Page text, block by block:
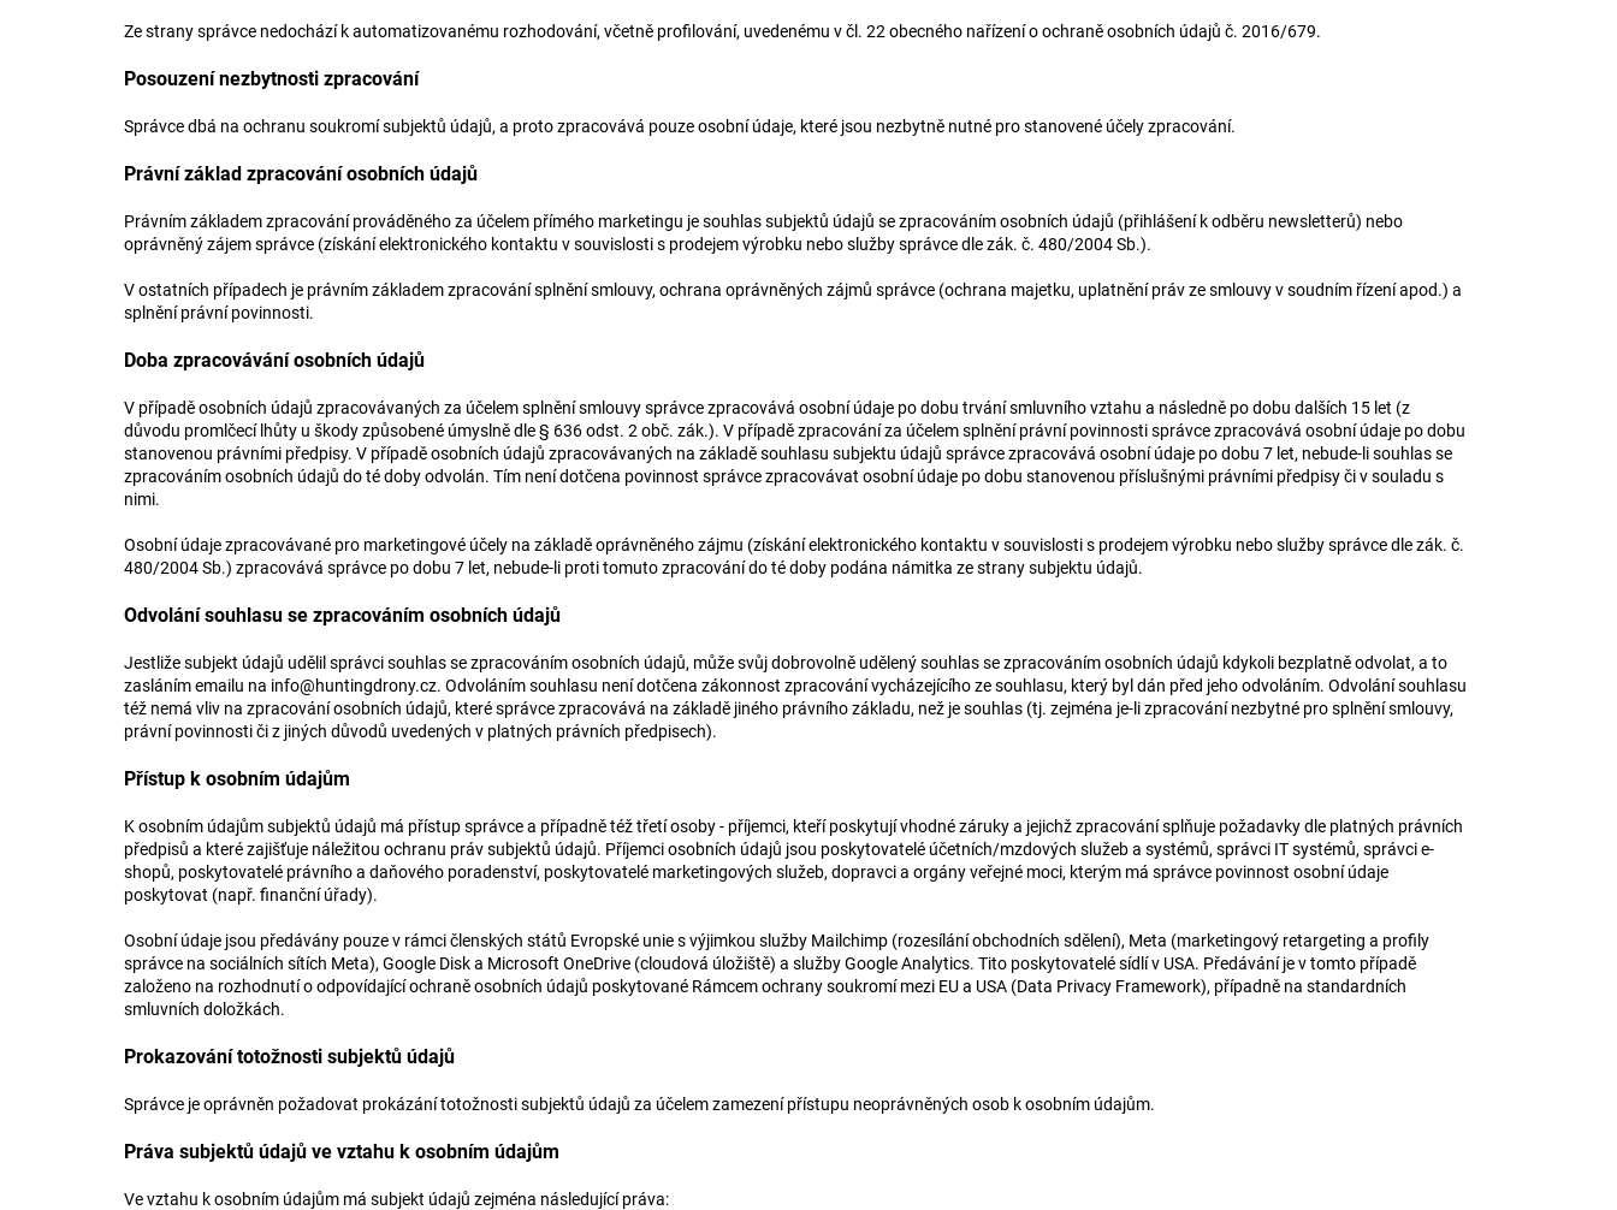
Ze strany správce nedochází k automatizovanému rozhodování, včetně profilování, uvedenému v čl. 22 obecného nařízení o ochraně osobních údajů č. 2016/679.
Posouzení nezbytnosti zpracování
Správce dbá na ochranu soukromí subjektů údajů, a proto zpracovává pouze osobní údaje, které jsou nezbytně nutné pro stanovené účely zpracování.
Právní základ zpracování osobních údajů
Právním základem zpracování prováděného za účelem přímého marketingu je souhlas subjektů údajů se zpracováním osobních údajů (přihlášení k odběru newsletterů) nebo
oprávněný zájem správce (získání elektronického kontaktu v souvislosti s prodejem výrobku nebo služby správce dle zák. č. 480/2004 Sb.).
V ostatních případech je právním základem zpracování splnění smlouvy, ochrana oprávněných zájmů správce (ochrana majetku, uplatnění práv ze smlouvy v soudním řízení apod.) a
splnění právní povinnosti.
Doba zpracovávání osobních údajů
V případě osobních údajů zpracovávaných za účelem splnění smlouvy správce zpracovává osobní údaje po dobu trvání smluvního vztahu a následně po dobu dalších 15 let (z
důvodu promlčecí lhůty u škody způsobené úmyslně dle § 636 odst. 2 obč. zák.). V případě zpracování za účelem splnění právní povinnosti správce zpracovává osobní údaje po dobu
stanovenou právními předpisy. V případě osobních údajů zpracovávaných na základě souhlasu subjektu údajů správce zpracovává osobní údaje po dobu 7 let, nebude-li souhlas se
zpracováním osobních údajů do té doby odvolán. Tím není dotčena povinnost správce zpracovávat osobní údaje po dobu stanovenou příslušnými právními předpisy či v souladu s
nimi.
Osobní údaje zpracovávané pro marketingové účely na základě oprávněného zájmu (získání elektronického kontaktu v souvislosti s prodejem výrobku nebo služby správce dle zák. č.
480/2004 Sb.) zpracovává správce po dobu 7 let, nebude-li proti tomuto zpracování do té doby podána námitka ze strany subjektu údajů.
Odvolání souhlasu se zpracováním osobních údajů
Jestliže subjekt údajů udělil správci souhlas se zpracováním osobních údajů, může svůj dobrovolně udělený souhlas se zpracováním osobních údajů kdykoli bezplatně odvolat, a to
zasláním emailu na info@huntingdrony.cz. Odvoláním souhlasu není dotčena zákonnost zpracování vycházejícího ze souhlasu, který byl dán před jeho odvoláním. Odvolání souhlasu
též nemá vliv na zpracování osobních údajů, které správce zpracovává na základě jiného právního základu, než je souhlas (tj. zejména je-li zpracování nezbytné pro splnění smlouvy,
právní povinnosti či z jiných důvodů uvedených v platných právních předpisech).
Přístup k osobním údajům
K osobním údajům subjektů údajů má přístup správce a případně též třetí osoby - příjemci, kteří poskytují vhodné záruky a jejichž zpracování splňuje požadavky dle platných právních
předpisů a které zajišťuje náležitou ochranu práv subjektů údajů. Příjemci osobních údajů jsou poskytovatelé účetních/mzdových služeb a systémů, správci IT systémů, správci e-
shopů, poskytovatelé právního a daňového poradenství, poskytovatelé marketingových služeb, dopravci a orgány veřejné moci, kterým má správce povinnost osobní údaje
poskytovat (např. finanční úřady).
Osobní údaje jsou předávány pouze v rámci členských států Evropské unie s výjimkou služby Mailchimp (rozesílání obchodních sdělení), Meta (marketingový retargeting a profily
správce na sociálních sítích Meta), Google Disk a Microsoft OneDrive (cloudová úložiště) a služby Google Analytics. Tito poskytovatelé sídlí v USA. Předávání je v tomto případě
založeno na rozhodnutí o odpovídající ochraně osobních údajů poskytované Rámcem ochrany soukromí mezi EU a USA (Data Privacy Framework), případně na standardních
smluvních doložkách.
Prokazování totožnosti subjektů údajů
Správce je oprávněn požadovat prokázání totožnosti subjektů údajů za účelem zamezení přístupu neoprávněných osob k osobním údajům.
Práva subjektů údajů ve vztahu k osobním údajům
Ve vztahu k osobním údajům má subjekt údajů zejména následující práva: